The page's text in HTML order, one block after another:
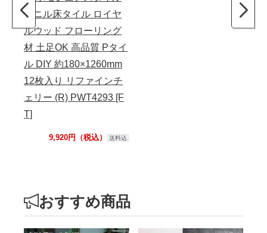
ビニル床タイル ロイヤ
ルウッド フローリング
材 土足OK 高品質 Pタイ
ル DIY 約180×1260mm
12枚入り リファインチ
ェリー (R) PWT4293 [F
T]
9,920円（税込） 送料込
おすすめ商品